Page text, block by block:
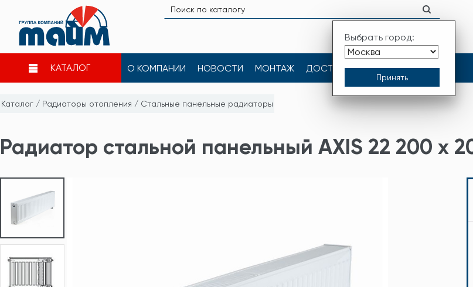
Выбрать город:
КАТАЛОГ О КОМПАНИИ НОВОСТИ МОНТАЖ ДОСТАВКА КОНТАКТЫ
Каталог / Радиаторы отопления / Стальные панельные радиаторы
Радиатор стальной панельный AXIS 22 200 x